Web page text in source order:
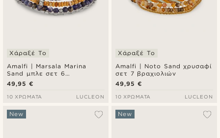
Amalfi | Marsala Marina
Sand μπλε σετ 6
βραχιολιών
Χάραξέ Το
49,95 €
10 ΧΡΏΜΑΤΑ LUCLEON
Amalfi | Noto Sand χρυσαφί
σετ 7 βραχιολιών
Χάραξέ Το
49,95 €
10 ΧΡΏΜΑΤΑ LUCLEON
New New